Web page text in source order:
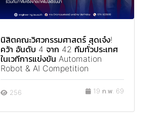
นิสิตคณะวิศวกรรมศาสตร์ สุดเจ๋ง!
คว้า อันดับ 4 จาก 42 ทีมทั่วประเทศ
ในเวทีการแข่งขัน Automation
Robot & AI Competition
256 19 ก.พ. 69